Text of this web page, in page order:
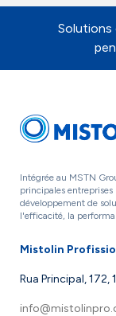
Solutions
Intégrée au MSTN
principales
développement de
l'efficacité, la
Mistolin
Rua Principal,